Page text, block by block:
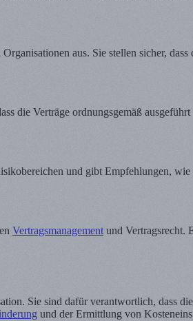
aus. Sie stellen sicher,
die Verträge ordnungsgemäß
und gibt Empfehlungen,
Vertragsmanagementund Vertragsrecht.
Sie sind dafür verantwortlich, dass
und der Ermittlung von